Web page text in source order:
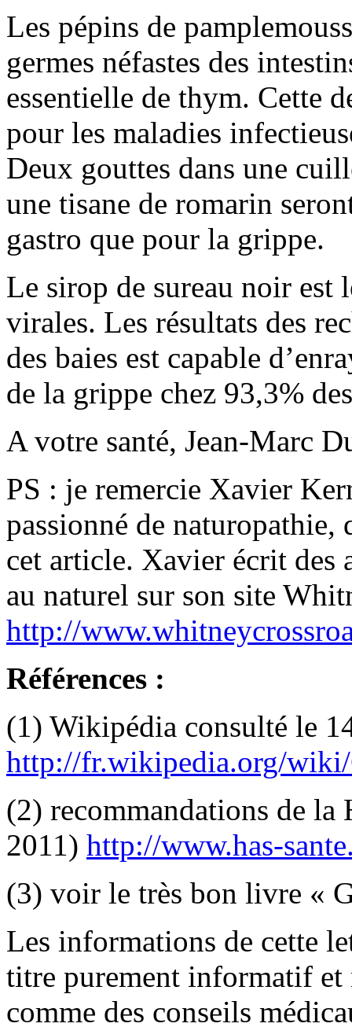
Les pépins de
germes néfastes des
essentielle de thym. Cette
pour les maladies
Deux gouttes dans une
une tisane de romarin
gastro que pour la grippe.
Le sirop de sureau noir est
virales. Les résultats des
des baies est capable
de la grippe chez 93,3%
A votre santé, Jean-Marc
PS : je remercie Xavier
passionné de naturopathie,
cet article. Xavier écrit des
au naturel sur son site
http://
Références :
(1) Wikipédia consulté le
http://fr.wikipedia.org/wiki/
(2) recommandations de
2011) http://www.has-
(3) voir le très bon livre «
Les informations de cette
titre purement informatif et
comme des conseils